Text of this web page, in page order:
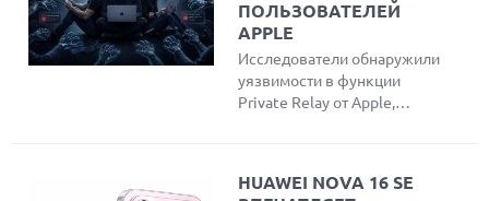
ПОЛЬЗОВАТЕЛЕЙ
APPLE
Исследователи обнаружили
уязвимости в функции
Private Relay от Apple,
IP-адрес пользователей
HUAWEI NOVA 16 SE